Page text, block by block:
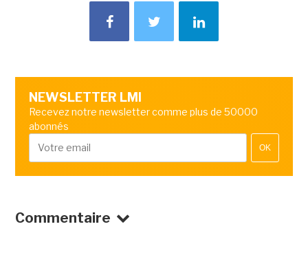
NEWSLETTER LMI
Recevez notre newsletter comme plus de 50000
abonnés
OK
Commentaire